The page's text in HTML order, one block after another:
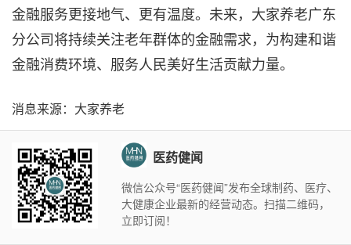
金融服务更接地气、更有温度。未来，大家养老广东
分公司将持续关注老年群体的金融需求，为构建和谐
金融消费环境、服务人民美好生活贡献力量。
消息来源：大家养老
医药健闻
微信公众号“医药健闻”发布全球制药、医疗、
大健康企业最新的经营动态。扫描二维码，
立即订阅！